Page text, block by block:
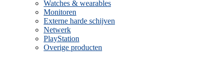
Watches & wearables
Monitoren
Externe harde schijven
Netwerk
PlayStation
Overige producten